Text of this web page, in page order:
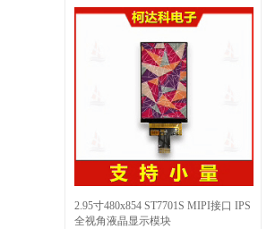
2.95寸480x854 ST7701S MIPI接口 IPS
全视角液晶显示模块